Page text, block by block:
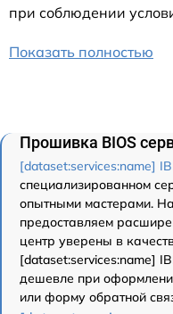
при соблюдении
Показать полностью
Прошивка BIOS
[dataset:services:name]
специализированном
опытными мастерами.
предоставляем
центр уверены в
[dataset:services:name]
дешевле при
или форму обратной